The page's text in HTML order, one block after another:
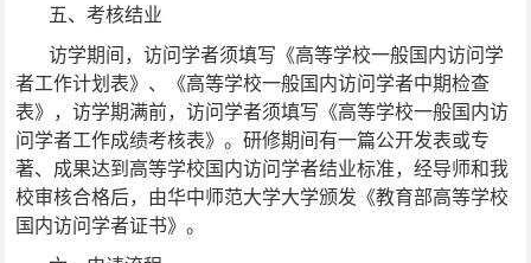
五、考核结业
访学期间，访问学者须填写《高等学校一般国内访问学
者工作计划表》、《高等学校一般国内访问学者中期检查
表》，访学期满前，访问学者须填写《高等学校一般国内访
问学者工作成绩考核表》。研修期间有一篇公开发表或专
著、成果达到高等学校国内访问学者结业标准，经导师和我
校审核合格后，由华中师范大学大学颁发《教育部高等学校
国内访问学者证书》。